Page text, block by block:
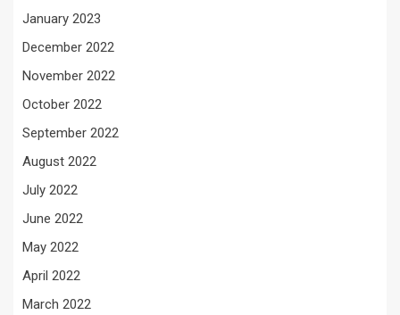
January 2023
December 2022
November 2022
October 2022
September 2022
August 2022
July 2022
June 2022
May 2022
April 2022
March 2022